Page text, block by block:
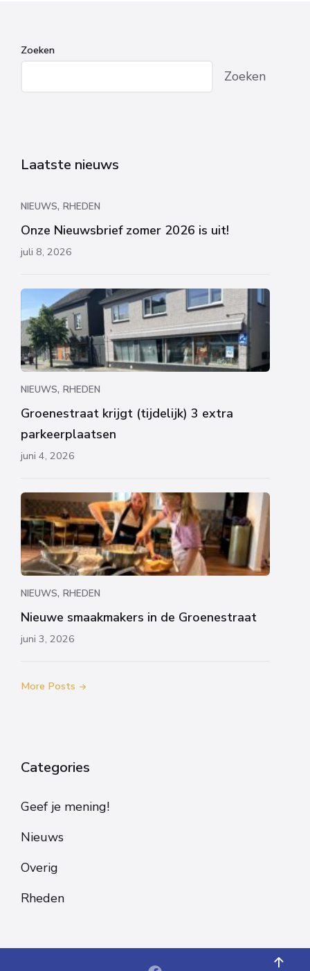
Zoeken
Zoeken
Laatste nieuws
NIEUWS, RHEDEN
Onze Nieuwsbrief zomer 2026 is uit!
juli 8, 2026
NIEUWS, RHEDEN
Groenestraat krijgt (tijdelijk) 3 extra
parkeerplaatsen
juni 4, 2026
NIEUWS, RHEDEN
Nieuwe smaakmakers in de Groenestraat
juni 3, 2026
More Posts
Categories
Geef je mening!
Nieuws
Overig
Rheden